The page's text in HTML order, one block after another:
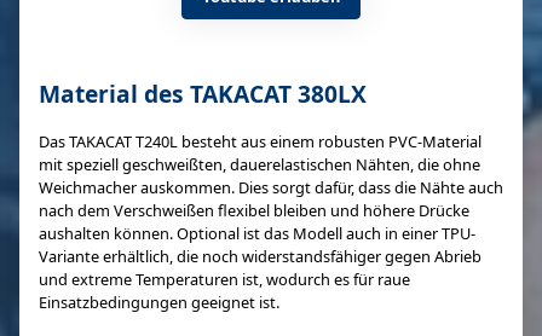
Material des TAKACAT 380LX
Das TAKACAT T240L besteht aus einem robusten PVC-Material
mit speziell geschweißten, dauerelastischen Nähten, die ohne
Weichmacher auskommen. Dies sorgt dafür, dass die Nähte auch
nach dem Verschweißen flexibel bleiben und höhere Drücke
aushalten können. Optional ist das Modell auch in einer TPU-
Variante erhältlich, die noch widerstandsfähiger gegen Abrieb
und extreme Temperaturen ist, wodurch es für raue
Einsatzbedingungen geeignet ist.